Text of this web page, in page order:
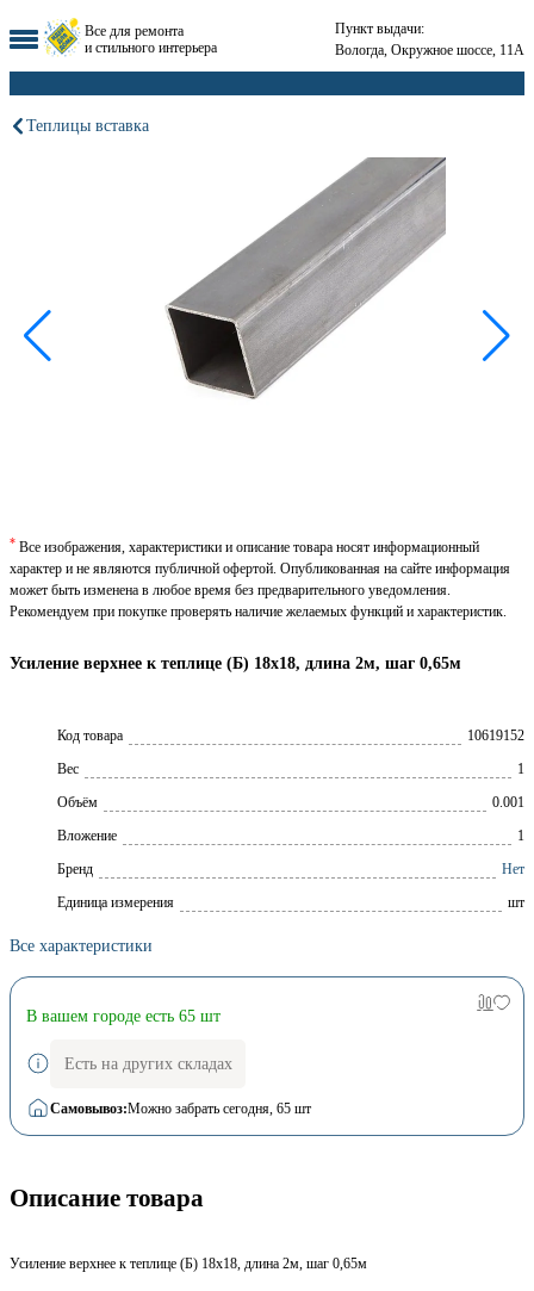
Все для ремонта
и стильного интерьера
Пункт выдачи:
Вологда, Окружное шоссе, 11А
Теплицы вставка
Усиление верхнее к теплице (Б) 18х18, длина 2м, шаг 0,65м
Код товара
10619152
Вес
1
Объём
0.001
Вложение
1
Брeнд
Нет
Единица измерения
шт
Все характеристики
* Все изображения, характеристики и описание товара носят информационный
характер и не являются публичной офертой. Опубликованная на сайте информация
может быть изменена в любое время без предварительного уведомления.
Рекомендуем при покупке проверять наличие желаемых функций и характеристик.
В вашем городе есть 65 шт
Есть на других складах
Самовывоз:Можно забрать сегодня, 65 шт
Описание товара
Усиление верхнее к теплице (Б) 18х18, длина 2м, шаг 0,65м